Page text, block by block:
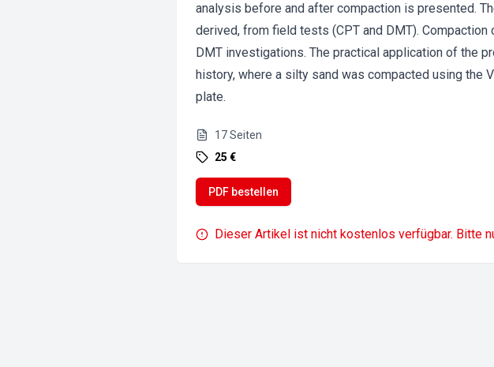
analysis before and after compaction is presented.
derived, from field tests (CPT and DMT).
DMT investigations. The practical application of the
history, where a silty sand was compacted using the
plate.
17Seiten
25 €
PDF bestellen
Dieser Artikel ist nicht kostenlos verfügbar. Bitte